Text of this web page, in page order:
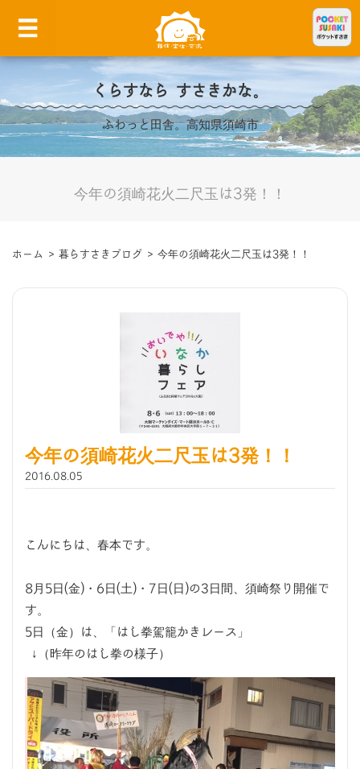
くらすなら すさきかな。
ふわっと田舎。高知県須崎市
今年の須崎花火二尺玉は3発！！
ホーム > 暮らすさきブログ > 今年の須崎花火二尺玉は3発！！
今年の須崎花火二尺玉は3発！！
2016.08.05
こんにちは、春本です。
8月5日(金)・6日(土)・7日(日)の3日間、須崎祭り開催で
す。
5日（金）は、「はし拳駕籠かきレース」
↓（昨年のはし拳の様子）